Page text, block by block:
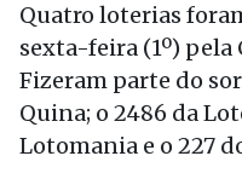
Quatro loterias
sexta-feira (1º) pela
Fizeram parte do
Quina; o 2486 da
Lotomania e o 227